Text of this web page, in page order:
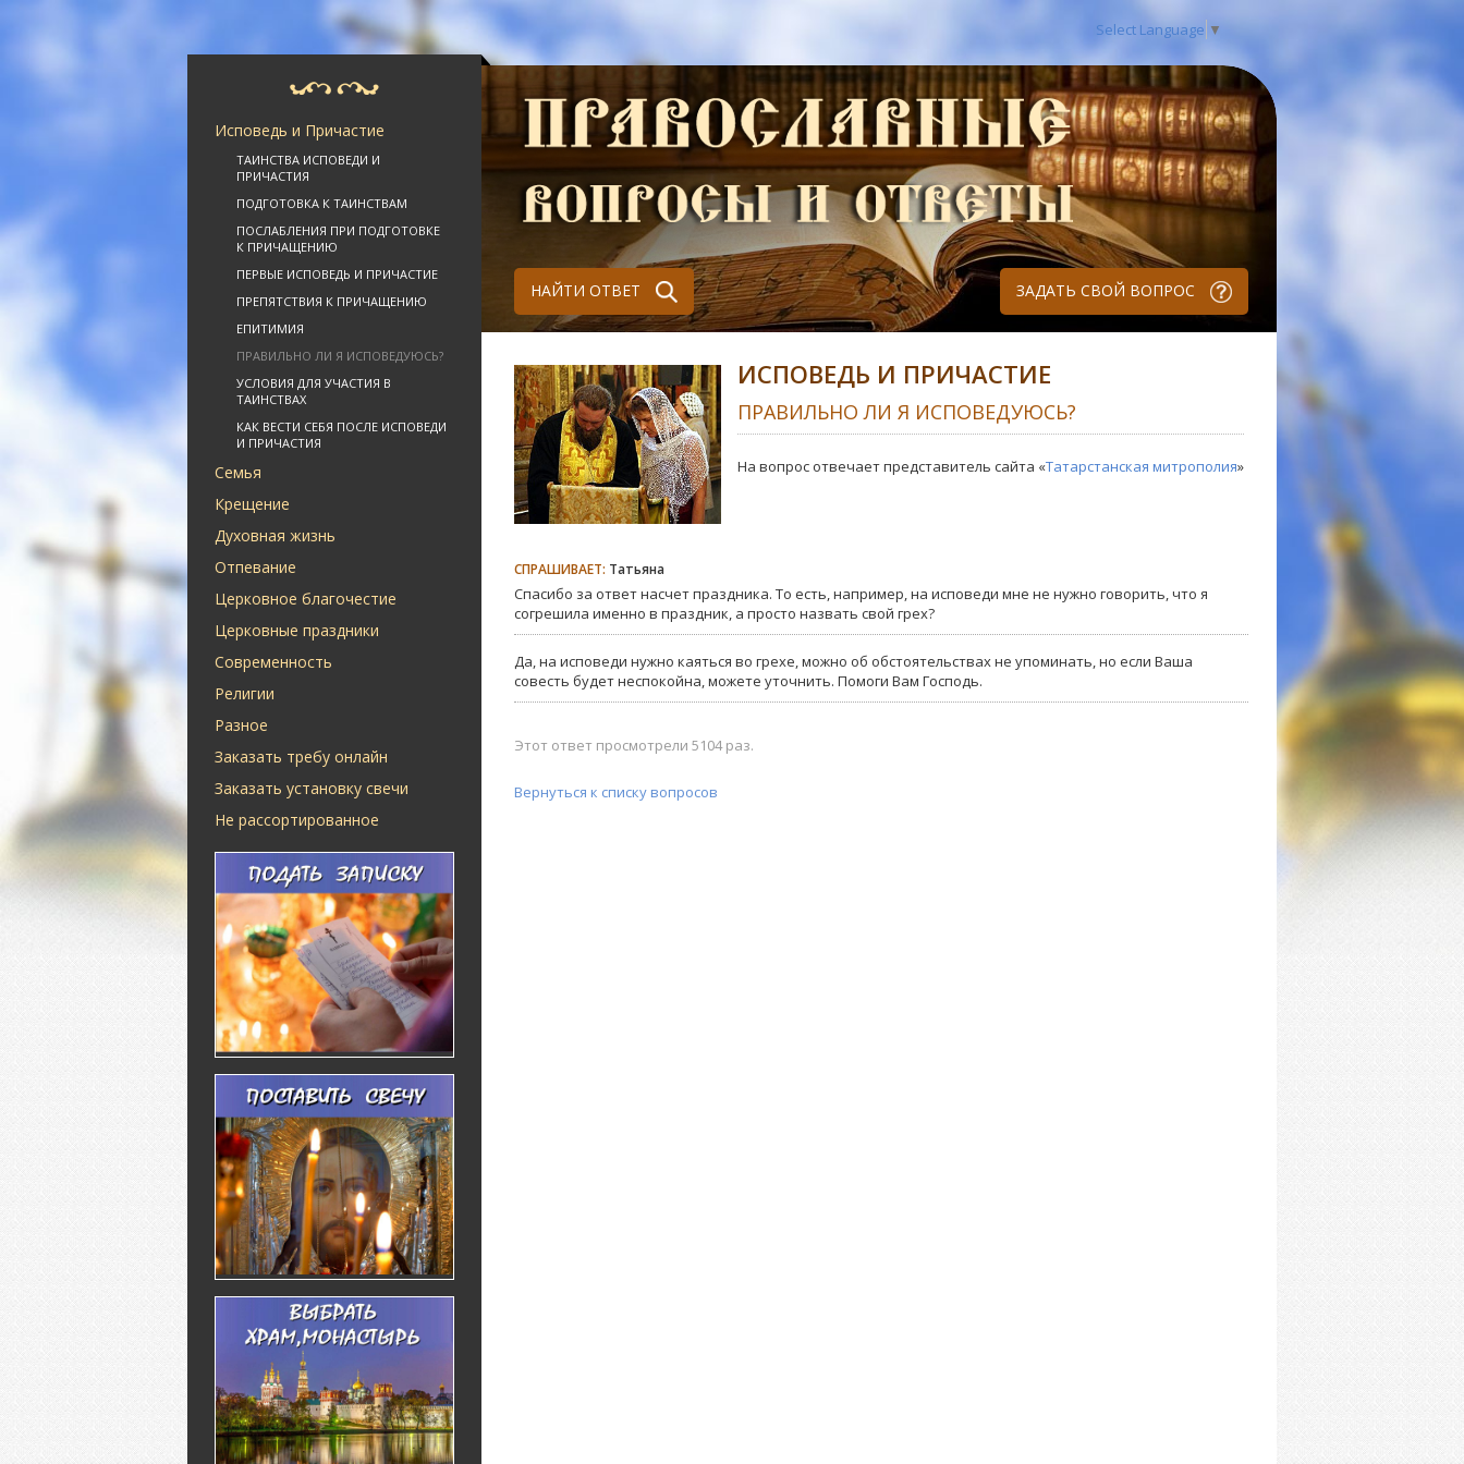
Select Language ▼
Исповедь и Причастие
ТАИНСТВА ИСПОВЕДИ И
ПРИЧАСТИЯ
ПОДГОТОВКА К ТАИНСТВАМ
ПОСЛАБЛЕНИЯ ПРИ ПОДГОТОВКЕ
К ПРИЧАЩЕНИЮ
ПЕРВЫЕ ИСПОВЕДЬ И ПРИЧАСТИЕ
ПРЕПЯТСТВИЯ К ПРИЧАЩЕНИЮ
ЕПИТИМИЯ
ПРАВИЛЬНО ЛИ Я ИСПОВЕДУЮСЬ?
УСЛОВИЯ ДЛЯ УЧАСТИЯ В
ТАИНСТВАХ
КАК ВЕСТИ СЕБЯ ПОСЛЕ ИСПОВЕДИ
И ПРИЧАСТИЯ
Семья
Крещение
Духовная жизнь
Отпевание
Церковное благочестие
Церковные праздники
Современность
Религии
Разное
Заказать требу онлайн
Заказать установку свечи
Не рассортированное
НАЙТИ ОТВЕТ ЗАДАТЬ СВОЙ ВОПРОС
ИСПОВЕДЬ И ПРИЧАСТИЕ
ПРАВИЛЬНО ЛИ Я ИСПОВЕДУЮСЬ?
На вопрос отвечает представитель сайта «Татарстанская митрополия»
СПРАШИВАЕТ: Татьяна
Спасибо за ответ насчет праздника. То есть, например, на исповеди мне не нужно говорить, что я
согрешила именно в праздник, а просто назвать свой грех?
Да, на исповеди нужно каяться во грехе, можно об обстоятельствах не упоминать, но если Ваша
совесть будет неспокойна, можете уточнить. Помоги Вам Господь.
Этот ответ просмотрели 5104 раз.
Вернуться к списку вопросов